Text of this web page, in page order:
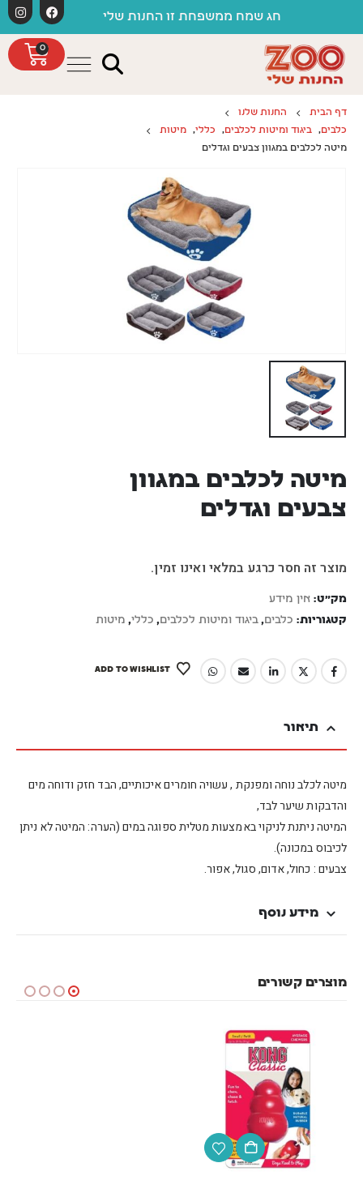
חג שמח ממשפחת זו החנות שלי
0
דף הבית
החנות שלנו
כלבים, ביגוד ומיטות לכלבים, כללי,
מיטות
מיטה לכלבים במגוון צבעים וגדלים
מיטה לכלבים במגוון
צבעים וגדלים
מוצר זה חסר כרגע במלאי ואינו זמין.
מק"ט: אין מידע
קטגוריות: כלבים, ביגוד ומיטות לכלבים, כללי, מיטות
ADD TO WISHLIST
תיאור
מיטה לכלב נוחה ומפנקת , עשויה חומרים איכותיים, הבד חזק ודוחה מים
והדבקות שיער לבד,
המיטה ניתנת לניקוי באמצעות מטלית ספוגה במים (הערה: המיטה לא ניתן
לכיבוס במכונה).
צבעים : כחול, אדום, סגול, אפור.
מידע נוסף
מוצרים קשורים